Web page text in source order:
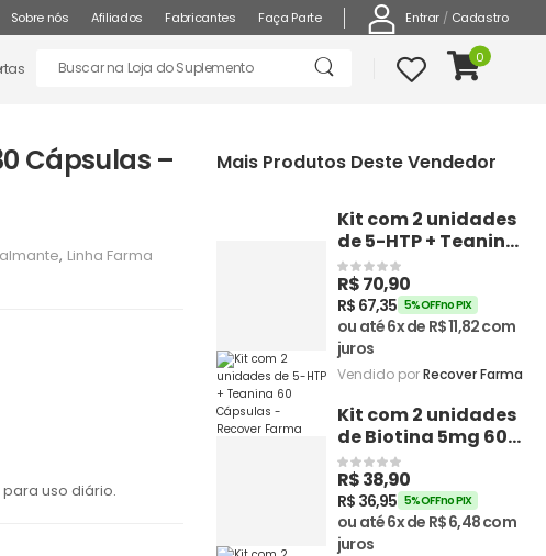
Sobre nós Afiliados Fabricantes Faça Parte Entrar / Cadastro
0
Mais Produtos Deste Vendedor
Kit com 2 unidades
de 5-HTP + Teanina
60 Cápsulas -
Recover Farma
R$70,90
R$ 67,35 5% OFF no PIX
ou até 6x de R$11,82com
juros
Vendido porRecover Farma
Kit com 2 unidades
de Biotina 5mg 60
Cápsulas - Recover
Farma
R$38,90
R$ 36,95 5% OFF no PIX
ou até 6x de R$6,48com
juros
Cápsulas –
, Linha Farma
uso diário.